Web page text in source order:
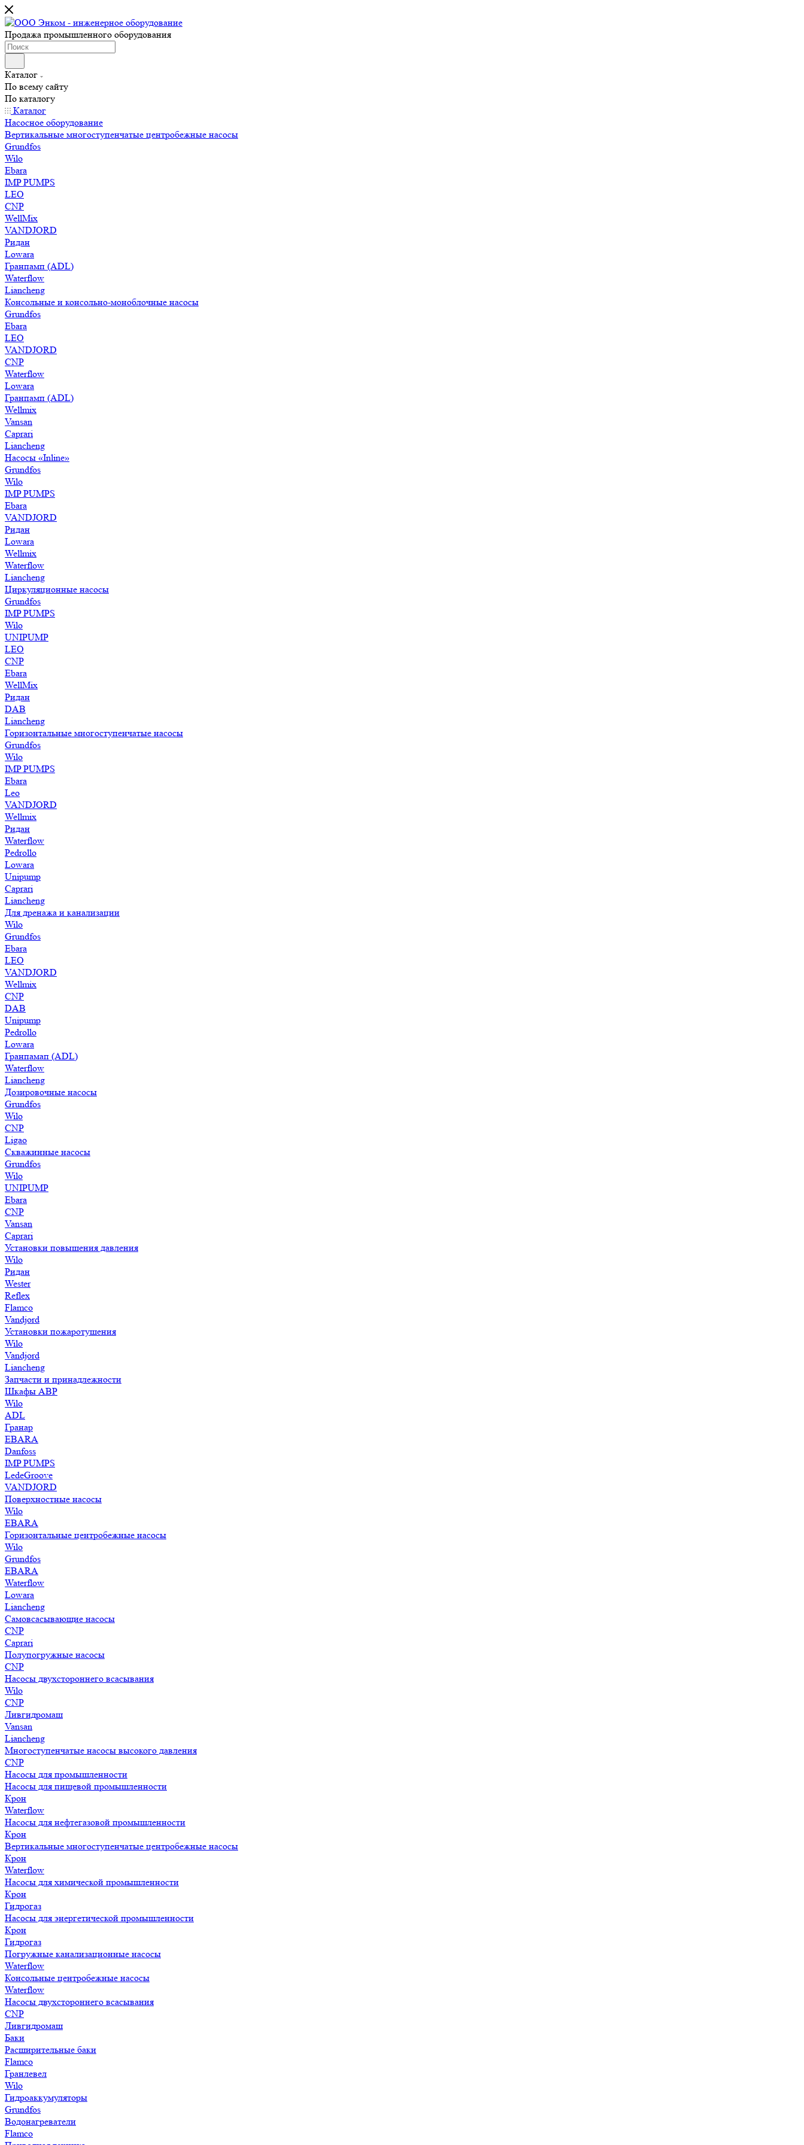
Продажа промышленного оборудования
Каталог
По всему сайту
По каталогу
Каталог
Насосное оборудование
Вертикальные многоступенчатые центробежные насосы
Grundfos
Wilo
Ebara
IMP PUMPS
LEO
CNP
WellMix
VANDJORD
Ридан
Lowara
Гранпамп (ADL)
Waterflow
Liancheng
Консольные и консольно-моноблочные насосы
Grundfos
Ebara
LEO
VANDJORD
CNP
Waterflow
Lowara
Гранпамп (ADL)
Wellmix
Vansan
Caprari
Liancheng
Насосы «Inline»
Grundfos
Wilo
IMP PUMPS
Ebara
VANDJORD
Ридан
Lowara
Wellmix
Waterflow
Liancheng
Циркуляционные насосы
Grundfos
IMP PUMPS
Wilo
UNIPUMP
LEO
CNP
Ebara
WellMix
Ридан
DAB
Liancheng
Горизонтальные многоступенчатые насосы
Grundfos
Wilo
IMP PUMPS
Ebara
Leo
VANDJORD
Wellmix
Ридан
Waterflow
Pedrollo
Lowara
Unipump
Caprari
Liancheng
Для дренажа и канализации
Wilo
Grundfos
Ebara
LEO
VANDJORD
Wellmix
CNP
DAB
Unipump
Pedrollo
Lowara
Гранпамап (ADL)
Waterflow
Liancheng
Дозировочные насосы
Grundfos
Wilo
CNP
Ligao
Скважинные насосы
Grundfos
Wilo
UNIPUMP
Ebara
CNP
Vansan
Caprari
Установки повышения давления
Wilo
Ридан
Wester
Reflex
Flamco
Vandjord
Установки пожаротушения
Wilo
Vandjord
Liancheng
Запчасти и принадлежности
Шкафы АВР
Wilo
ADL
Гранар
EBARA
Danfoss
IMP PUMPS
LedeGroove
VANDJORD
Поверхностные насосы
Wilo
EBARA
Горизонтальные центробежные насосы
Wilo
Grundfos
EBARA
Waterflow
Lowara
Liancheng
Самовсасывающие насосы
CNP
Caprari
Полупогружные насосы
CNP
Насосы двухстороннего всасывания
Wilo
CNP
Ливгидромаш
Vansan
Liancheng
Многоступенчатые насосы высокого давления
CNP
Насосы для промышленности
Насосы для пищевой промышленности
Крон
Waterflow
Насосы для нефтегазовой промышленности
Крон
Вертикальные многоступенчатые центробежные насосы
Крон
Waterflow
Насосы для химической промышленности
Крон
Гидрогаз
Насосы для энергетической промышленности
Крон
Гидрогаз
Погружные канализационные насосы
Waterflow
Консольные центробежные насосы
Waterflow
Насосы двухстороннего всасывания
CNP
Ливгидромаш
Баки
Расширительные баки
Flamco
Гранлевел
Wilo
Гидроаккумуляторы
Grundfos
Водонагреватели
Flamco